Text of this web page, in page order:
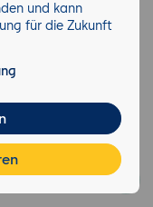
FAQ Cookies
und kann
für die Zukunft